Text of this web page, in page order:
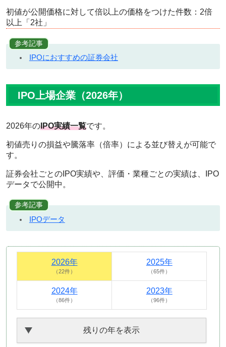
初値が公開価格に対して倍以上の価格をつけた件数：2倍
以上「2社」
参考記事
IPOにおすすめの証券会社
IPO上場企業（2026年）
2026年のIPO実績一覧です。
初値売りの損益や騰落率（倍率）による並び替えが可能で
す。
証券会社ごとのIPO実績や、評価・業種ごとの実績は、IPO
データで公開中。
参考記事
IPOデータ
2026年
（22件）
2025年
（65件）
2024年
（86件）
2023年
（96件）
残りの年を表示